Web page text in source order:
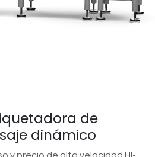
de
dinámico